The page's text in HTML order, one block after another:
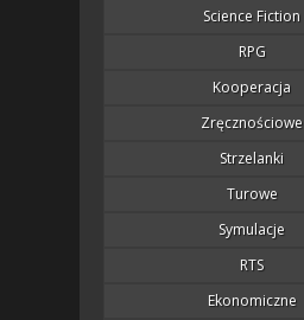
Science Fiction
RPG
Kooperacja
Zręcznościowe
Strzelanki
Turowe
Symulacje
RTS
Ekonomiczne